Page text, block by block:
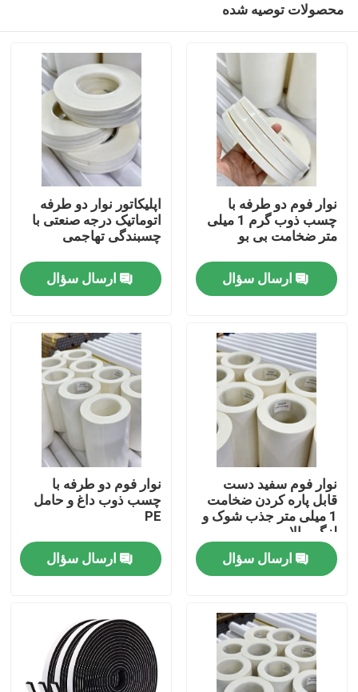
خانه
محصولات
فیلم های
دربارهی ما
کارخانه تور
کنترل کیفیت
تماس با ما
نوار چسب ذوب داغ
نوار چسب فرش
محصولات توصیه شده
نوار فوم دو طرفه با
چسب ذوب گرم 1 میلی
متر ضخامت بی بو
ارسال سؤال
اپلیکاتور نوار دو طرفه
اتوماتیک درجه صنعتی با
چسبندگی تهاجمی
ارسال سؤال
نوار فوم سفید دست
قابل پاره کردن ضخامت
1 میلی متر جذب شوک و
لزگی بالا
ارسال سؤال
نوار فوم دو طرفه با
چسب ذوب داغ و حامل
PE
ارسال سؤال